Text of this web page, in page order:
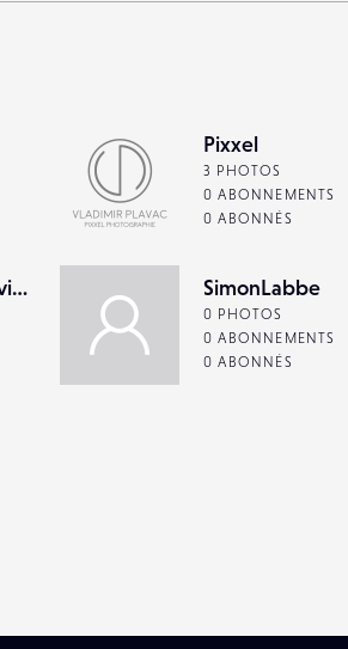
Pixxel
3 PHOTOS
0 ABONNEMENTS
0 ABONNÉS
Chloekritharasdevienne SimonLabbe
0 PHOTOS
0 ABONNEMENTS
0 ABONNÉS